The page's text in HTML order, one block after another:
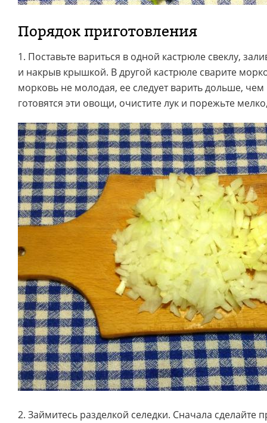
Порядок приготовления
1. Поставьте вариться в одной кастрюле свеклу,
и накрыв крышкой. В другой кастрюле сварите
морковь не молодая, ее следует варить дольше,
готовятся эти овощи, очистите лук и порежьте
2. Займитесь разделкой селедки. Сначала сделайте